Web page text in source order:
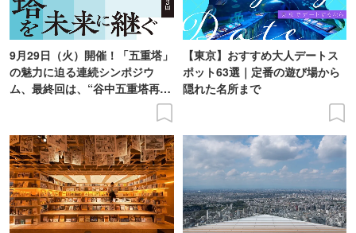
9月29日（火）開催！「五重塔」
の魅力に迫る連続シンポジウ
ム、最終回は、“谷中五重塔再建
【東京】おすすめ大人デートス
ポット63選｜定番の遊び場から
隠れた名所まで